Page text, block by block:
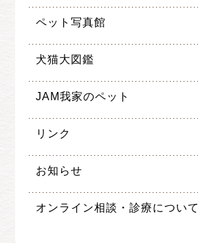
ペット写真館
犬猫大図鑑
JAM我家のペット
リンク
お知らせ
オンライン相談・診療について